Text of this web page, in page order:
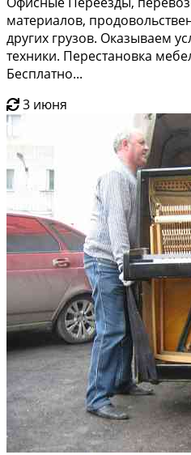
материалов,
других грузов. Оказываем
техники. Перестановка
Бесплатно...
3 июня